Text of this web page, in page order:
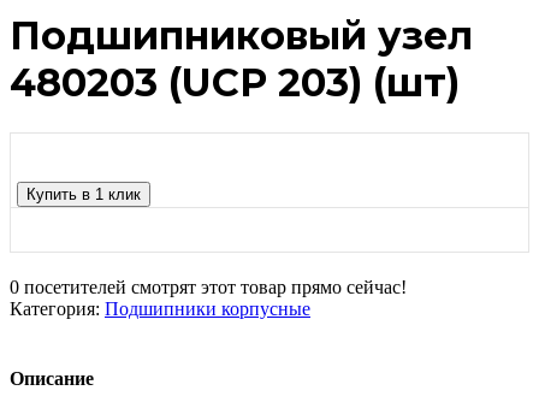
Подшипниковый узел
480203 (UCP 203) (шт)
Купить в 1 клик
0 посетителей смотрят этот товар прямо сейчас!
Категория: Подшипники корпусные
Описание